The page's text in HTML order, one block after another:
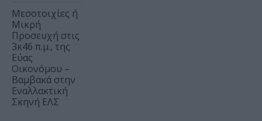
Μεσοτοιχίες ή
Μικρή
Προσευχή στις
3κ46 π.μ., της
Εύας
Οικονόμου –
Βαμβακά στην
Εναλλακτική
Σκηνή ΕΛΣ